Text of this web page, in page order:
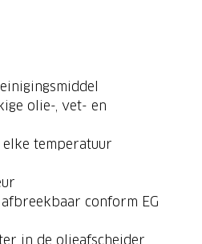
olie-, vet- en
temperatuur
conform EG
in de olieafscheider